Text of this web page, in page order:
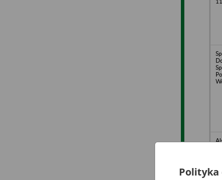
Polityka